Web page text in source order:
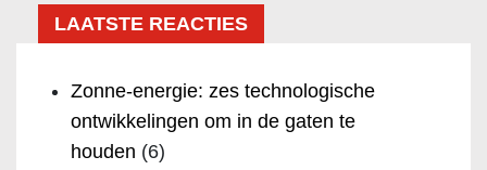
LAATSTE REACTIES
Zonne-energie: zes technologische
ontwikkelingen om in de gaten te
houden (6)